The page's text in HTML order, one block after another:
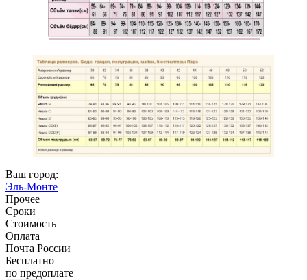
Ваш город:
Эль-Монте
Прочее
Сроки
Стоимость
Оплата
Почта России
Бесплатно
по предоплате